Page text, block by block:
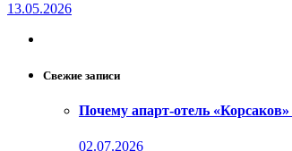
13.05.2026
Свежие записи
Почему апарт-отель
02.07.2026